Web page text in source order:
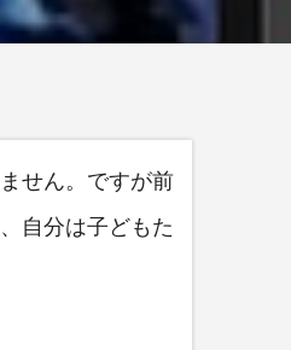
せん。ですが前
自分は子どもた